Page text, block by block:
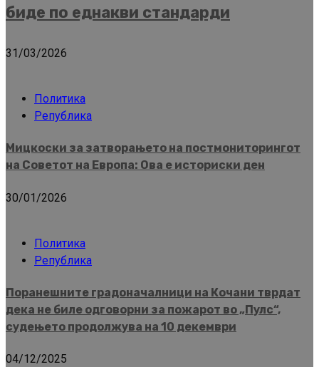
биде по еднакви стандарди
31/03/2026
Политика
Република
Мицкоски за затворањето на постмониторингот
на Советот на Европа: Ова е историски ден
30/01/2026
Политика
Република
Поранешните градоначалници на Кочани тврдат
дека не биле одговорни за пожарот во „Пулс“,
судењето продолжува на 10 декември
04/12/2025